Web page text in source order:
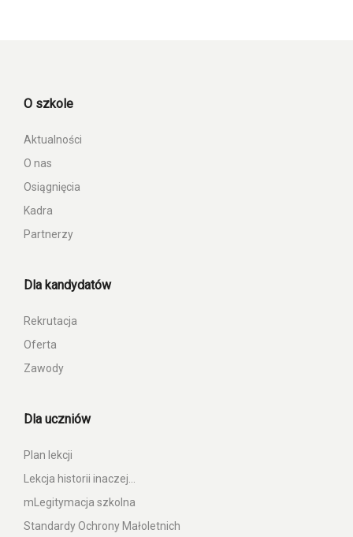
O szkole
Aktualności
O nas
Osiągnięcia
Kadra
Partnerzy
Dla kandydatów
Rekrutacja
Oferta
Zawody
Dla uczniów
Plan lekcji
Lekcja historii inaczej…
mLegitymacja szkolna
Standardy Ochrony Małoletnich